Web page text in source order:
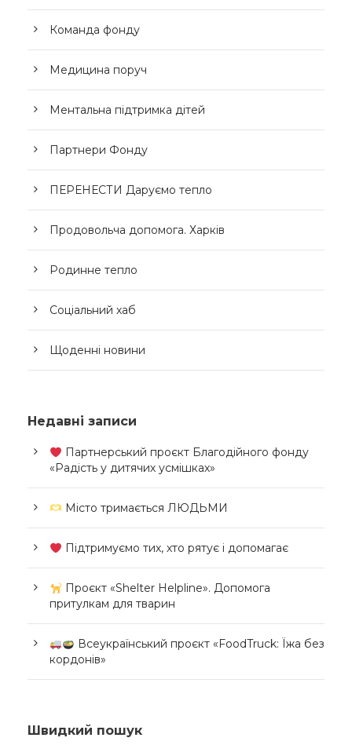
Команда фонду
Медицина поруч
Ментальна підтримка дітей
Партнери Фонду
ПЕРЕНЕСТИ Даруємо тепло
Продовольча допомога. Харків
Родинне тепло
Соціальний хаб
Щоденні новини
Недавні записи
Партнерський проєкт Благодійного фонду
«Радість у дитячих усмішках»
Місто тримається ЛЮДЬМИ
Підтримуємо тих, хто рятує і допомагає
Проєкт «Shelter Helpline». Допомога
притулкам для тварин
Всеукраїнський проєкт «FoodTruck: Їжа без
кордонів»
Швидкий пошук